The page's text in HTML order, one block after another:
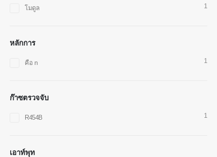
โมดูล 1
หลักการ
คือ n 1
ก๊าซตรวจจับ
R454B 1
เอาท์พุท
Wechat: 18569903598
สินค้าร้อน
เซ็นเซอร์ R290
เซ็นเซอร์ R32